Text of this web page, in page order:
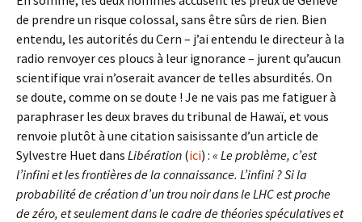
de prendre un risque colossal, sans être sûrs de rien. Bien
entendu, les autorités du Cern – j’ai entendu le directeur à la
radio renvoyer ces ploucs à leur ignorance – jurent qu’aucun
scientifique vrai n’oserait avancer de telles absurdités. On
se doute, comme on se doute ! Je ne vais pas me fatiguer à
paraphraser les deux braves du tribunal de Hawaï, et vous
renvoie plutôt à une citation saisissante d’un article de
Sylvestre Huet dans Libération (ici) : « Le problème, c’est
l’infini et les frontières de la connaissance. L’infini ? Si la
probabilité de création d’un trou noir dans le LHC est proche
de zéro, et seulement dans le cadre de théories spéculatives et